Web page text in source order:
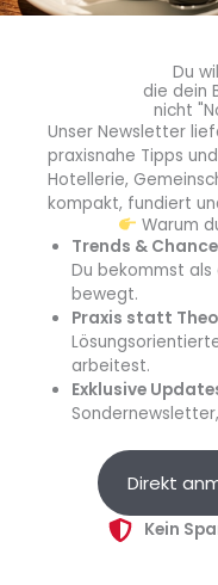
Aspekte, der Einsatz
atmosphäre. Wenn
DGE-
Tischgäste immer
wählen möchten.
DGE-
Warum wurde
Auslaufmodell?
digitalen DGE-
Du
die dein
nicht
Unser Newsletter
praxisnahe Tipps
Hotellerie,
kompakt, fundiert
Warum
Trends &
Du bekommst als
bewegt.
Praxis statt
arbeitest.
Exklusive
Direkt
Kein